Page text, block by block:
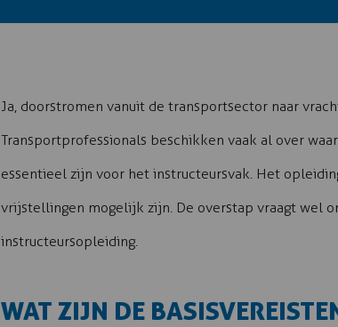
Ja, doorstromen vanuit de transportsector naar
Transportprofessionals beschikken vaak al over
essentieel zijn voor het instructeursvak. Het
vrijstellingen mogelijk zijn. De overstap vraagt wel
instructeursopleiding.
WAT ZIJN DE